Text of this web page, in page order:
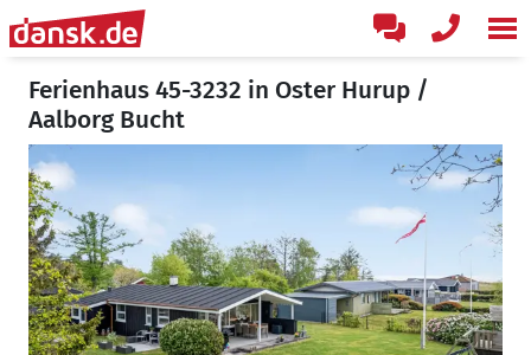
Ferienhaus 45-3232 in Oster Hurup /
Aalborg Bucht